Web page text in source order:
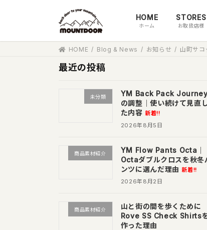
ン
ー
HOME
ホーム
STORES
お取扱店様
HOME Blog & News お知らせ 山町サ
最近の投稿
未分類
YM Back Pack
の調整｜使い続けて見直
た内容 新着!!
2026年8月5日
商品素材紹介
YM Flow Pants Octa｜
Octaダブルクロスを秋冬
ンツに選んだ理由 新着!!
2026年8月2日
商品素材紹介
山と街の間を歩くために
Rove SS Check Shirts
作った理由